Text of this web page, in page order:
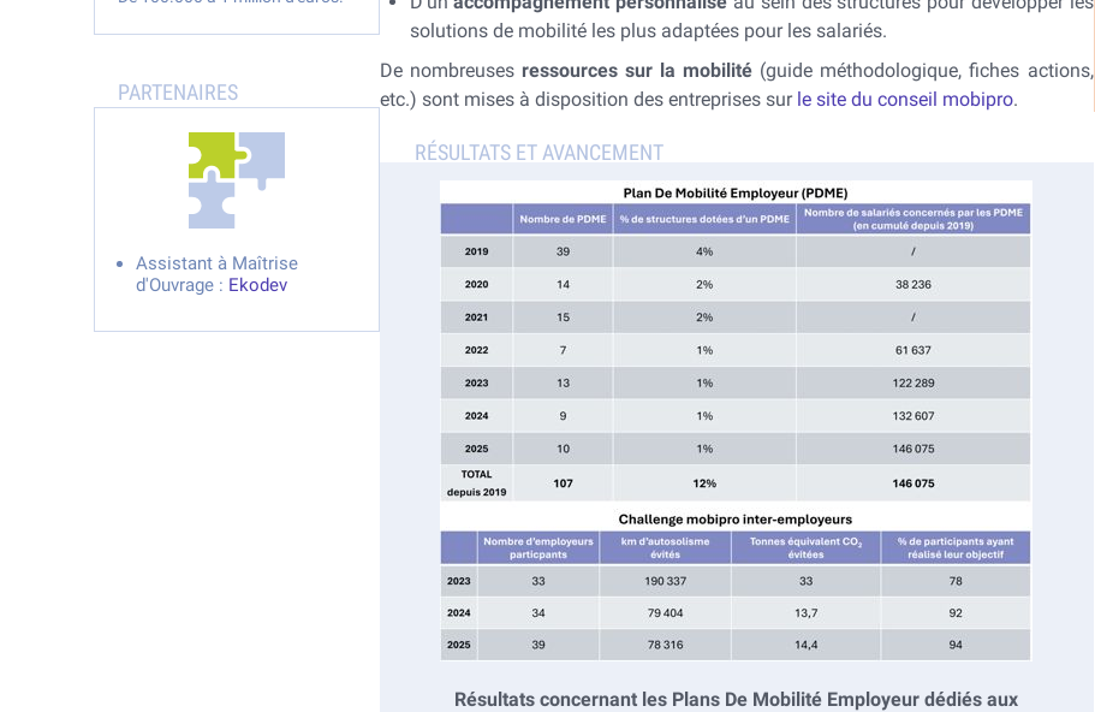
Assistant à Maîtrise
d'Ouvrage : Ekodev
solutions de mobilité les plus adaptées pour les salariés.
De nombreuses ressources sur la mobilité (guide méthodologique, fiches actions,
etc.) sont mises à disposition des entreprises sur le site du conseil mobipro.
Résultats concernant les Plans De Mobilité Employeur dédiés aux